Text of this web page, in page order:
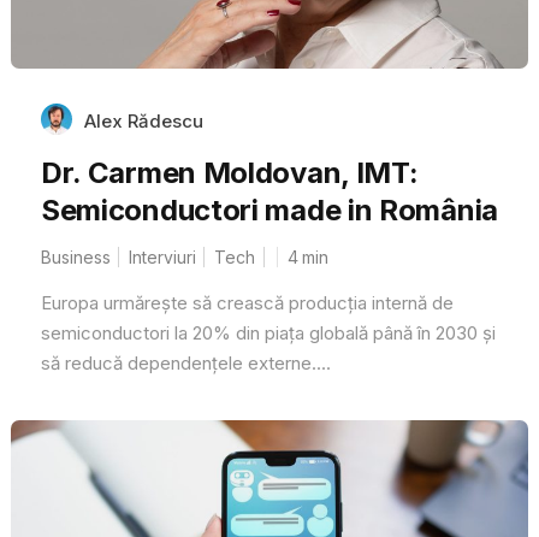
Alex Rădescu
Dr. Carmen Moldovan, IMT:
Semiconductori made in România
Business Interviuri Tech 4min
Europa urmărește să crească producția internă de
semiconductori la 20% din piața globală până în 2030 și
să reducă dependențele externe....